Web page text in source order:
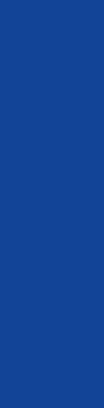
حساب
منتشر شد. این
تحت وب کاریا
محصول را از